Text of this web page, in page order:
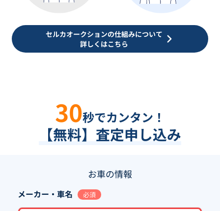
セルカオークションの仕組みについて
詳しくはこちら
30秒でカンタン！
【無料】査定申し込み
お車の情報
メーカー・車名 必須